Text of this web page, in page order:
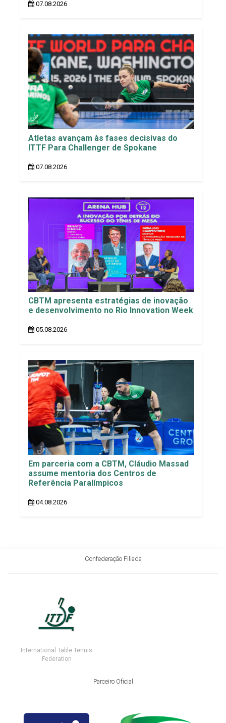
07.08.2026
Atletas avançam às fases decisivas do
ITTF Para Challenger de Spokane
07.08.2026
CBTM apresenta estratégias de inovação
e desenvolvimento no Rio Innovation Week
05.08.2026
Em parceria com a CBTM, Cláudio Massad
assume mentoria dos Centros de
Referência Paralímpicos
04.08.2026
Confederação Filiada
International Table Tennis
Federation
Parceiro Oficial